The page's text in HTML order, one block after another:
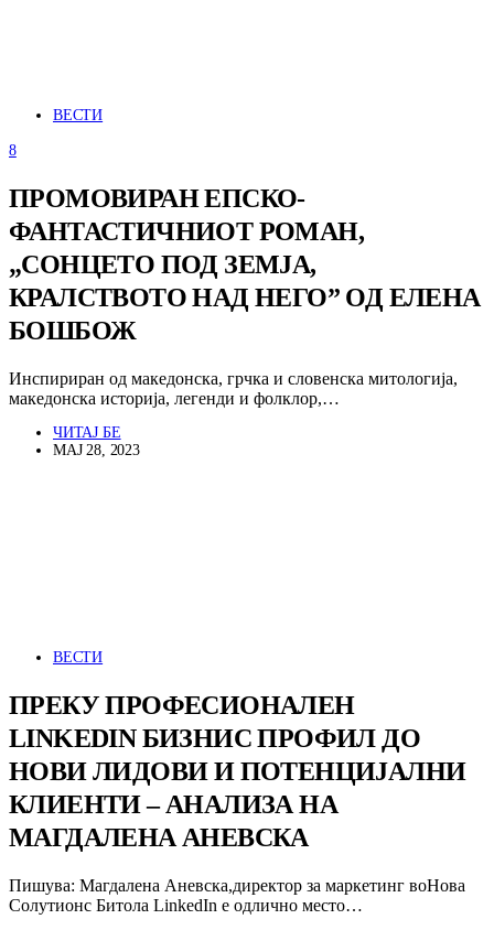
ВЕСТИ
8
ПРОМОВИРАН ЕПСКО-
ФАНТАСТИЧНИОТ РОМАН,
„СОНЦЕТО ПОД ЗЕМЈА,
КРАЛСТВОТО НАД НЕГО” ОД ЕЛЕНА
БОШБОЖ
Инспириран од македонска, грчка и словенска митологија,
македонска историја, легенди и фолклор,…
ЧИТАЈ БЕ
МАЈ 28, 2023
ВЕСТИ
ПРЕКУ ПРОФЕСИОНАЛЕН
LINKEDIN БИЗНИС ПРОФИЛ ДО
НОВИ ЛИДОВИ И ПОТЕНЦИЈАЛНИ
КЛИЕНТИ – АНАЛИЗА НА
МАГДАЛЕНА АНЕВСКА
Пишува: Магдалена Аневска,директор за маркетинг воНова
Солутионс Битола LinkedIn е одлично место…